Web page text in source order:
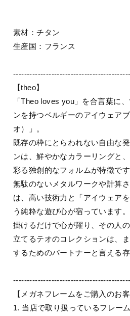
素材：チタン
生産国：フランス
【theo】
「Theo loves you」を合言葉に
ンを持つベルギーのアイウェア
オ）」。
既存の枠にとらわれない自由な
ンは、鮮やかなカラーリングと
彩る独創的なフォルムが特徴です
無駄のないメタルワークや計算
は、高い技術力と「アイウェア
う純粋な遊び心が宿っています。
掛けるだけで心が躍り、その人
立てるテオのコレクションは、
するためのパートナーと言える存
【メガネフレームをご購入のお客
1. 当店で取り扱っているフレー